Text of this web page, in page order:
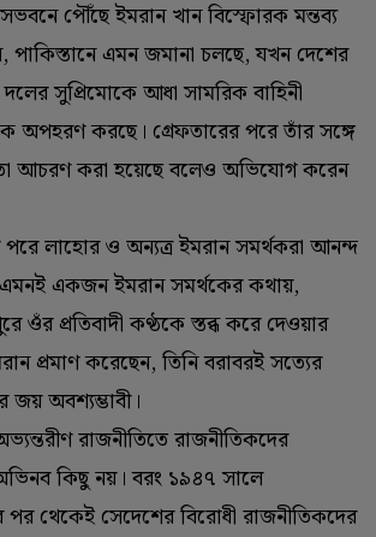
পৌঁছে ইমরান খান বিস্ফোরক মন্তব্য
পাকিস্তানে এমন জমানা চলছে, যখন দেশের
সুপ্রিমোকে আধা সামরিক বাহিনী
অপহরণ করছে। গ্রেফতারের পরে তাঁর সঙ্গে
আচরণ করা হয়েছে বলেও অভিযোগ করেন
লাহোর ও অন্যত্র ইমরান সমর্থকরা আনন্দ
একজন ইমরান সমর্থকের কথায়,
ওঁর প্রতিবাদী কণ্ঠকে স্তব্ধ করে দেওয়ার
প্রমাণ করেছেন, তিনি বরাবরই সত্যের
জয় অবশ্যম্ভাবী।
রাজনীতিতে রাজনীতিকদের
কিছু নয়। বরং ১৯৪৭ সালে
পর থেকেই সেদেশের বিরোধী রাজনীতিকদের